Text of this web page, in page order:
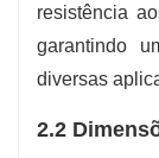
resistência
garantindo
diversas
2.2